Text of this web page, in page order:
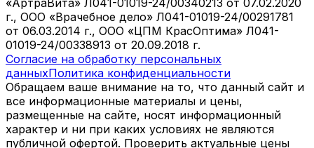
г., ООО «Врачебное дело» Л041-01019-24/00291781
от 06.03.2014 г., ООО «ЦПМ КрасОптима» Л041-
01019-24/00338913 от 20.09.2018 г.
Согласие на обработку персональных
данныхПолитика конфиденциальности
Обращаем ваше внимание на то, что данный сайт и
все информационные материалы и цены,
размещенные на сайте, носят информационный
характер и ни при каких условиях не являются
публичной офертой. Проверить актуальные цены